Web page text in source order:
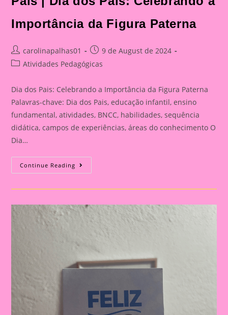
Celebrando
Importância
Da
Importância da Figura Paterna
Post
author:
carolinapalhas01
Post
published:
9 de August de 2024
PostAtividades Pedagógicas
Dia dos Pais: Celebrando a Importância da Figura Paterna
Palavras-chave: Dia dos Pais, educação infantil, ensino
fundamental, atividades, BNCC, habilidades, sequência
didática, campos de experiências, áreas do conhecimento O
Dia…
Continue Reading Cartão
Lembrança
O
Pais
Dia
Pais:
Celebrando
Importância
Da
Figura